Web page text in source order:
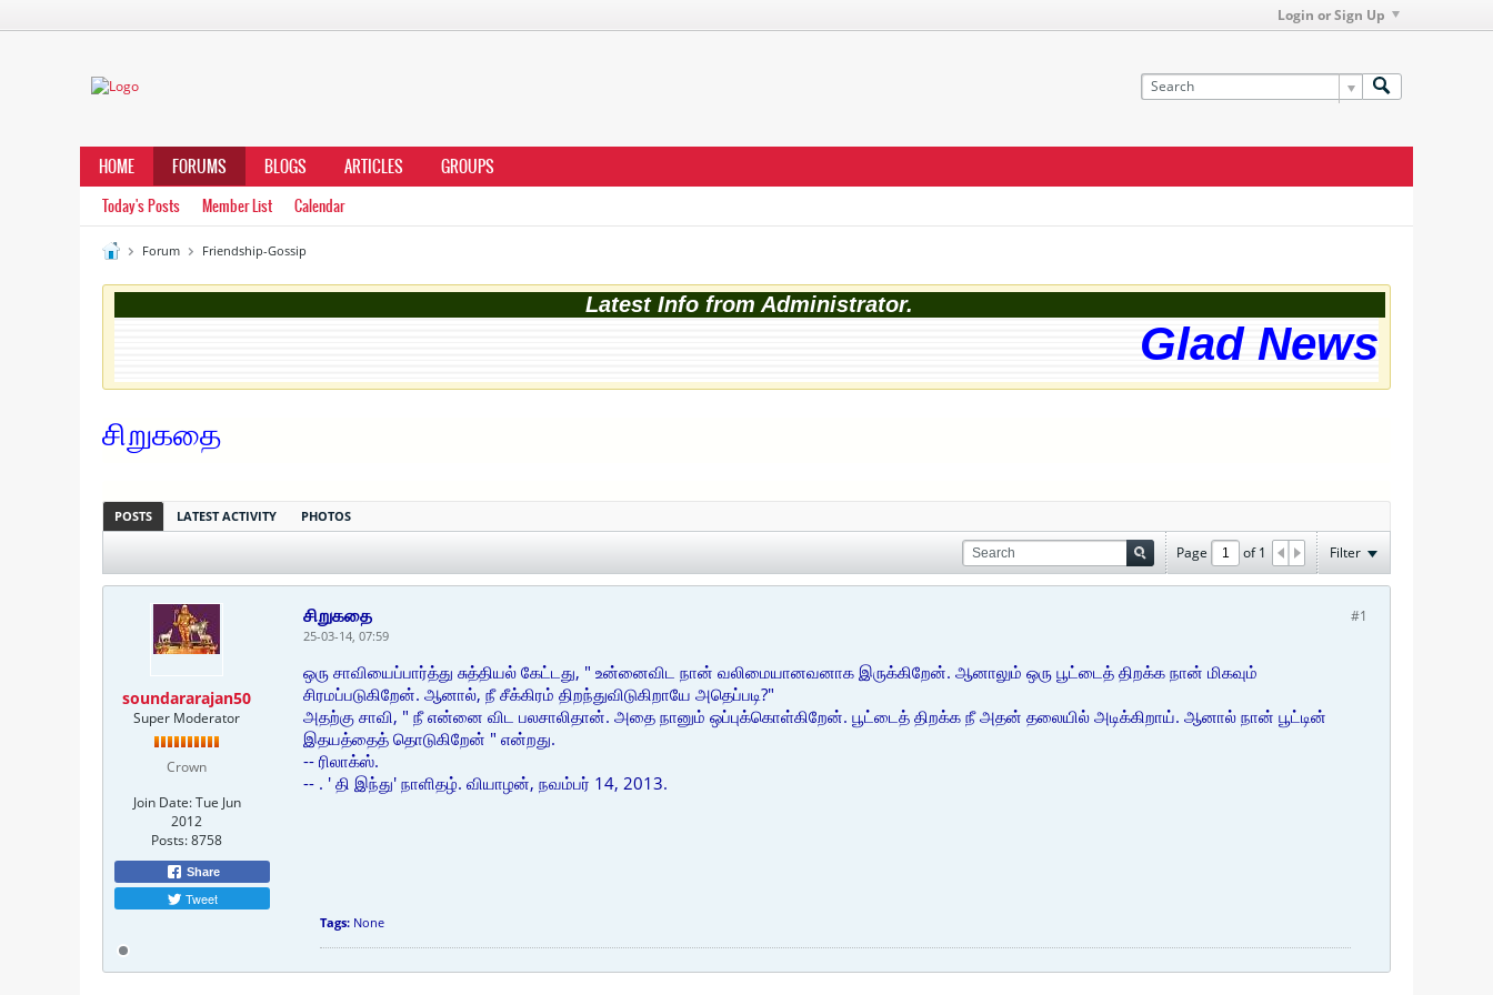
Login or Sign Up
HOME FORUMS BLOGS ARTICLES GROUPS
Today's Posts Member List Calendar
Forum Friendship-Gossip
Latest Info from Administrator.
Glad News!
சிறுகதை
POSTS LATEST ACTIVITY PHOTOS
Page of1 Filter
soundararajan50
Super Moderator
Crown
Join Date: Tue Jun
2012
Posts:8758
Share
Tweet
#1
சிறுகதை
25-03-14, 07:59
ஒரு சாவியைப்பார்த்து சுத்தியல் கேட்டது, " உன்னைவிட நான் வலிமையானவனாக இருக்கிறேன். ஆனாலும் ஒரு பூட்டைத் திறக்க நான் மிகவும்
சிரமப்படுகிறேன். ஆனால், நீ சீக்கிரம் திறந்துவிடுகிறாயே அதெப்படி?"
அதற்கு சாவி, " நீ என்னை விட பலசாலிதான். அதை நானும் ஒப்புக்கொள்கிறேன். பூட்டைத் திறக்க நீ அதன் தலையில் அடிக்கிறாய். ஆனால் நான் பூட்டின்
இதயத்தைத் தொடுகிறேன் " என்றது.
-- ரிலாக்ஸ்.
-- . ' தி இந்து' நாளிதழ். வியாழன், நவம்பர் 14, 2013.
Tags: None